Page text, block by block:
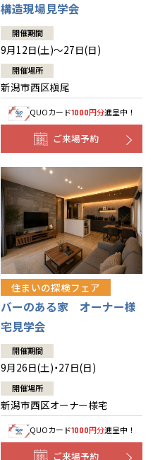
構造現場見学会
開催期間
9月12日(土)～27日(日)
開催場所
新潟市西区槇尾
QUOカード1000円分進呈中！
ご来場予約
住まいの探検フェア
バーのある家 オーナー様
宅見学会
開催期間
9月26日(土)・27日(日)
開催場所
新潟市西区オーナー様宅
QUOカード1000円分進呈中！
ご来場予約